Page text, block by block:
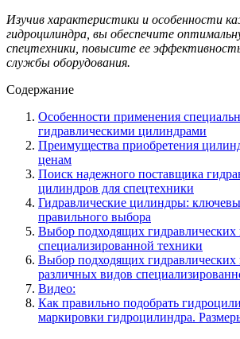
Изучив характеристики и особенности
гидроцилиндра, вы обеспечите
спецтехники, повысите ее
службы оборудования.
Содержание
Особенности применения
гидравлическими цилиндрами
Преимущества приобретения
ценам
Поиск надежного поставщика
цилиндров для спецтехники
Гидравлические цилиндры:
правильного выбора
Выбор подходящих гидравлических
специализированной техники
Выбор подходящих гидравлических
различных видов
Видео:
Как правильно подобрать
маркировки гидроцилиндра.